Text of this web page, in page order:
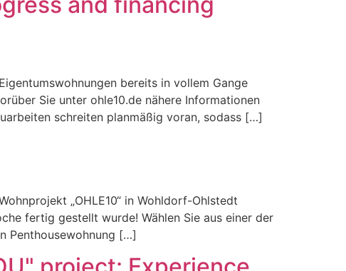
bereits in vollem Gange
Sie unter ohle10.de nähere Informationen
schreiten planmäßig voran, sodass […]
„OHLE10“ in Wohldorf-Ohlstedt
fertig gestellt wurde! Wählen Sie aus einer der
Penthousewohnung […]